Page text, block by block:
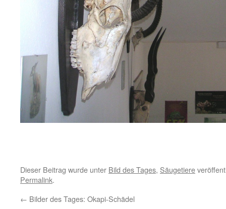
Dieser Beitrag wurde unter Bild des Tages, Säugetiere
Permalink.
← Bilder des Tages: Okapi-Schädel